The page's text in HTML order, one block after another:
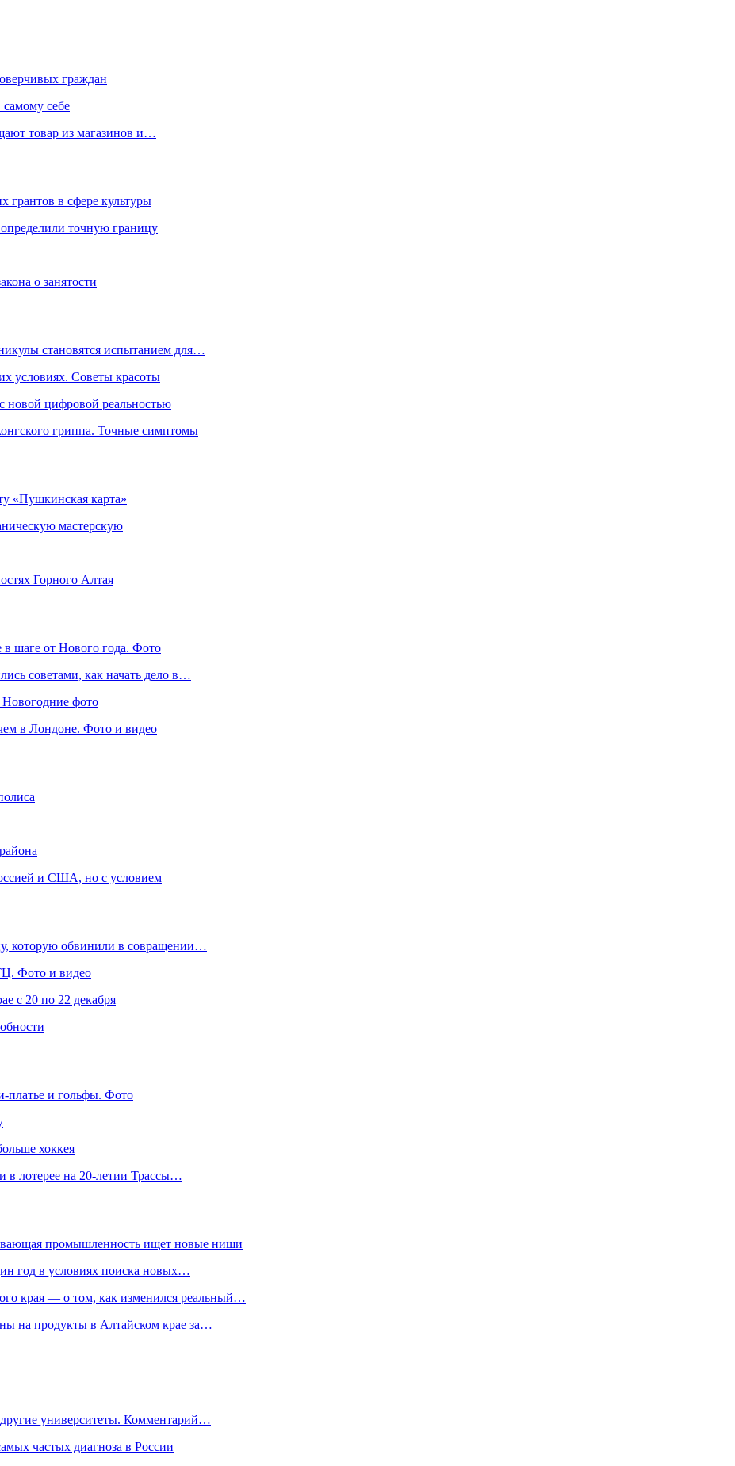
граждан
самому себе
товар из магазинов и…
грантов в сфере культуры
точную границу
о занятости
становятся испытанием для…
условиях. Советы красоты
новой цифровой реальностью
гриппа. Точные симптомы
«Пушкинская карта»
мастерскую
Горного Алтая
в шаге от Нового года. Фото
советами, как начать дело в…
фото
в Лондоне. Фото и видео
и США, но с условием
которую обвинили в совращении…
Фото и видео
с 20 по 22 декабря
платье и гольфы. Фото
хоккея
в лотерее на 20-летии Трассы…
промышленность ищет новые ниши
год в условиях поиска новых…
края — о том, как изменился реальный…
на продукты в Алтайском крае за…
университеты. Комментарий…
частых диагноза в России